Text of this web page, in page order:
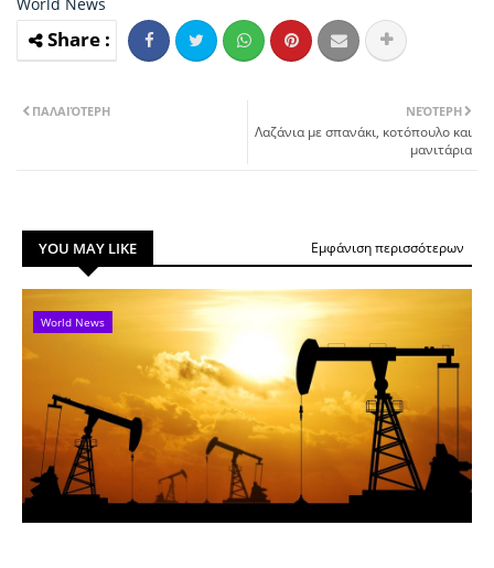
ΝΕΌΤΕΡΗ
Λαζάνια με σπανάκι, κοτόπουλο και
μανιτάρια
ΠΑΛΑΙΌΤΕΡΗ
YOU MAY LIKE Εμφάνιση περισσότερων
World News